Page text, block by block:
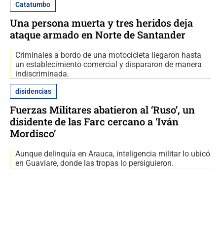
Catatumbo
Una persona muerta y tres heridos deja
ataque armado en Norte de Santander
Criminales a bordo de una motocicleta llegaron hasta
un establecimiento comercial y dispararon de manera
indiscriminada.
disidencias
Fuerzas Militares abatieron al ‘Ruso’, un
disidente de las Farc cercano a ‘Iván
Mordisco’
Aunque delinquía en Arauca, inteligencia militar lo ubicó
en Guaviare, donde las tropas lo persiguieron.